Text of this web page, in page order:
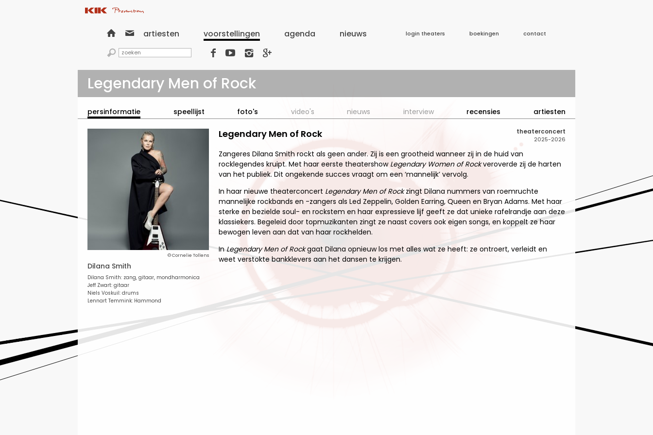
  artiesten voorstellingen agenda nieuws login theaters boekingen contact
    
Legendary Men of Rock
persinformatie speellijst foto's video's nieuws interview recensies artiesten
© Cornelie Tollens
Dilana Smith
Dilana Smith: zang, gitaar, mondharmonica
Jeff Zwart: gitaar
Niels Voskuil: drums
Lennart Temmink: Hammond
theaterconcert
2025-2026
Legendary Men of Rock
Zangeres Dilana Smith rockt als geen ander. Zij is een grootheid wanneer zij in de huid van
rocklegendes kruipt. Met haar eerste theatershow Legendary Women of Rockveroverde zij de harten
van het publiek. Dit ongekende succes vraagt om een ‘mannelijk’ vervolg.
In haar nieuwe theaterconcert Legendary Men of Rockzingt Dilana nummers van roemruchte
mannelijke rockbands en -zangers als Led Zeppelin, Golden Earring, Queen en Bryan Adams. Met haar
sterke en bezielde soul- en rockstem en haar expressieve lijf geeft ze dat unieke rafelrandje aan deze
klassiekers. Begeleid door topmuzikanten zingt ze naast covers ook eigen songs, en koppelt ze haar
bewogen leven aan dat van haar rockhelden.
InLegendary Men of Rockgaat Dilana opnieuw los met alles wat ze heeft: ze ontroert, verleidt en
weet verstokte bankklevers aan het dansen te krijgen.